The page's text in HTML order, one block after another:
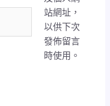
站網址，
以供下次
發佈留言
時使用。